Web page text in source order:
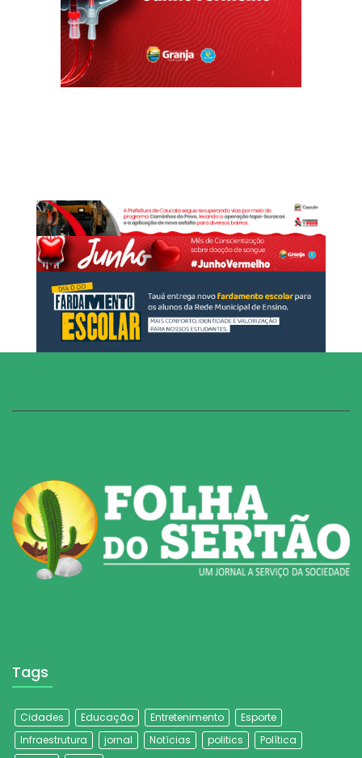
Tags
Cidades Educação Entretenimento
Esporte
Infraestrutura
jornal Notícias politics
Política